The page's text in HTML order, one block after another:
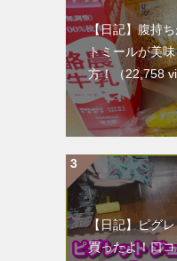
【日記】腹持
トミールが美
方！
（22,758
【日記】ピグ
買ったよ！口